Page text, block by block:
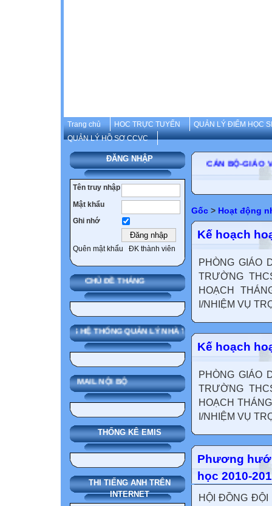
Trang chủ HOC TRỰC TUYẾN
QUẢN LÝ ĐIỂM HỌC
QUẢN LÝ HỒ SƠ CCVC
ĐĂNG NHẬP
Tên truy nhập
Mật khẩu
Ghi nhớ
Quên mật khẩu ĐK thành viên
CHỦ ĐỀ THÁNG
SMAS HỆ THỐNG QUẢN LÝ NHÀ TRƯỜNG
MAIL NỘI BỘ
THỐNG KÊ EMIS
THI TIẾNG ANH TRÊN
INTERNET
CÁN BỘ-GIÁO
Gốc > Hoạt động
Kế hoạch
PHÒNG GIÁO
TRƯỜNG
HOẠCH
I/NHIỆM VỤ
Kế hoạch
PHÒNG GIÁO
TRƯỜNG
HOẠCH
I/NHIỆM VỤ
Phương
học 2010-
HỘI ĐỒNG ĐỘI